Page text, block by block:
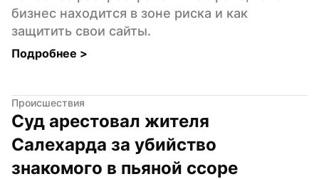
бизнес находится в зоне риска и как
защитить свои сайты.
Подробнее >
Происшествия
Суд арестовал жителя
Салехарда за убийство
знакомого в пьяной ссоре